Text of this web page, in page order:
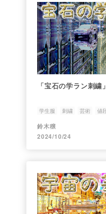
「宝石の学ラン刺繍」
学生服 刺繍 芸術 値
鈴木穣
2024/10/24